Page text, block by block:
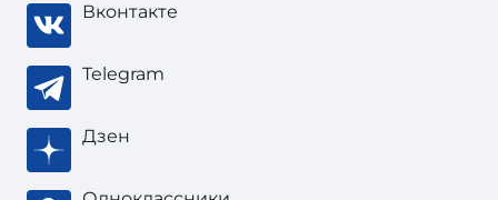
Вконтакте
Telegram
Дзен